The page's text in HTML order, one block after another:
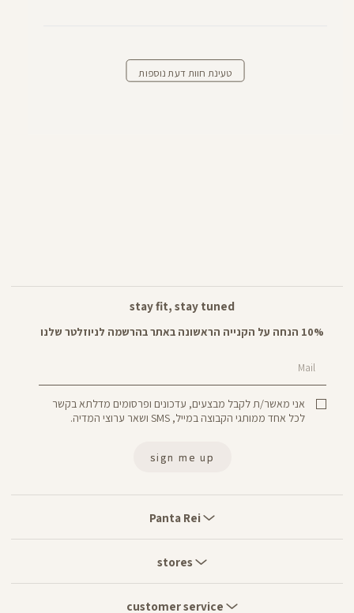
טעינת חוות דעת נוספות
Rei
Panta Rei
stores
service
customer service
stay fit, stay tuned
10% הנחה על הקנייה הראשונה באתר בהרשמה לניוזלטר שלנו
Mail
אני מאשר/ת לקבל מבצעים, עדכונים ופרסומים מדלתא בקשר
לכל אחד ממותגי הקבוצה במייל, SMS ושאר ערוצי המדיה.
sign me up